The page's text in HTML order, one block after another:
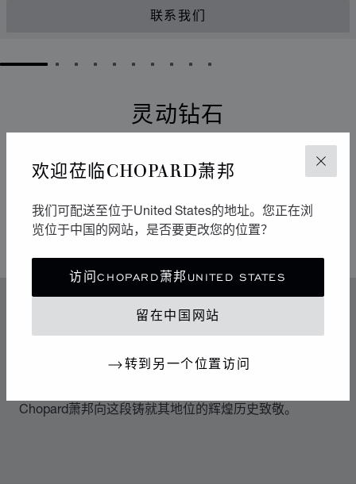
关闭
欢迎莅临CHOPARD萧邦
我们可配送至位于United States的地址。您正在浏
览位于中国的网站，是否要更改您的位置？
访问CHOPARD萧邦UNITED STATES
留在中国网站
转到另一个位置访问
联系我们
GO TO SLIDE 1GO TO SLIDE 2
GO TO SLIDE 3
GO TO SLIDE 4
GO TO SLIDE 5
GO TO SLIDE 6
GO TO SLIDE 7
GO TO SLIDE 8
GO TO SLIDE 9
GO TO SLIDE 10
灵动钻石
它们以流畅的运动点亮周围的环境。自从1976年于
Chopard萧邦工坊诞生以来，Happy Diamonds一直在传
有趣的表演，其中传达出的自由与光明令人不禁扬起迷人
的微笑。
传奇的灵动钻石
70年代中期，Chopard萧邦突破制表和奢华珠宝业的准
Chopard萧邦向这段铸就其地位的辉煌历史致敬。